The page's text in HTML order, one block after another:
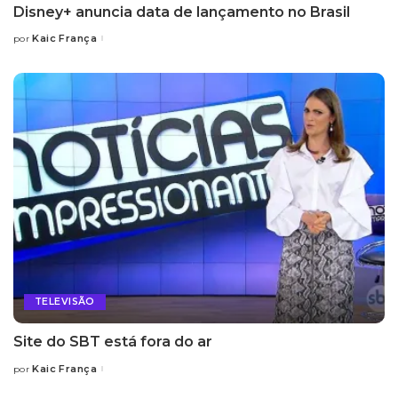
Disney+ anuncia data de lançamento no Brasil
Posted
por Kaic França
TELEVISÃO
Site do SBT está fora do ar
Posted
por Kaic França